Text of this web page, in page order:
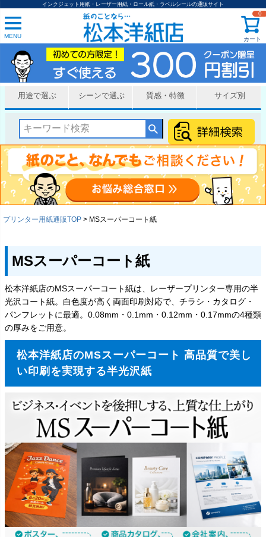
インクジェット用紙・レーザー用紙・ロール紙・ラベルシールの通販サイト
MENU カート
0
用途で選ぶ シーンで選ぶ 質感・特徴 サイズ別
プリンター用紙通販TOP MSスーパーコート紙
MSスーパーコート紙
松本洋紙店のMSスーパーコート紙は、レーザープリンター専用の半
光沢コート紙。白色度が高く両面印刷対応で、チラシ・カタログ・
パンフレットに最適。0.08mm・0.1mm・0.12mm・0.17mmの4種類
の厚みをご用意。
松本洋紙店のMSスーパーコート 高品質で美し
い印刷を実現する半光沢紙